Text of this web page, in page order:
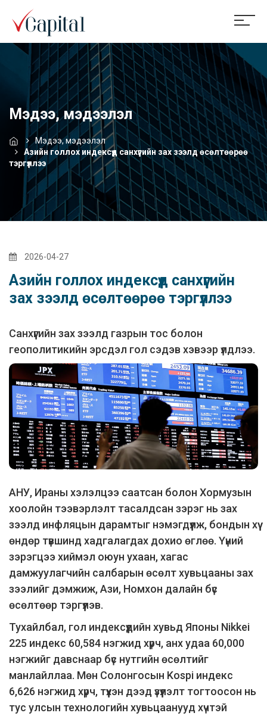
Мэдээ, мэдээлэл
Мэдээ, мэдээлэл
Азийн голлох индексүүд санхүүгийн зах зээлд өсөлтөөрөө
тэргүүллээ
2026-04-27
Азийн голлох индексүүд санхүүгийн
зах зээлд өсөлтөөрөө тэргүүллээ
Санхүүгийн зах зээлд газрын тос болон
геополитикийн эрсдэл гол сэдэв хэвээр үлдлээ.
АНУ, Ираны хэлэлцээ саатсан болон Хормузын
хоолойн тээвэрлэлт тасалдсан зэрэг нь зах
зээлд инфляцын дарамтыг нэмэгдүүлж, бондын хүү
өндөр түвшинд хадгалагдах дохио өглөө. Үүний
зэрэгцээ хиймэл оюун ухаан, хагас
дамжуулагчийн салбарын өсөлт хувьцааны зах
зээлийг дэмжиж, Ази, Номхон далайн бүс
өсөлтөөр тэргүүлэв.
Тухайлбал, гол индексүүдийн хувьд Японы Nikkei
225 индекс 60,584 нэгжид хүрч, анх удаа 60,000
нэгжийг давснаар бүс нутгийн өсөлтийг
манлайллаа. Мөн Солонгосын Kospi индекс
6,626 нэгжид хүрч, түүхэн дээд үзүүлэлт тогтоосон нь
тус улсын технологийн хувьцаанууд хүчтэй